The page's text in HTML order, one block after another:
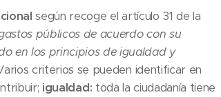
según recoge el artículo 31 de la
públicos de acuerdo con su
en los principios de igualdad y
criterios se pueden identificar en
igualdad: toda la ciudadanía tiene